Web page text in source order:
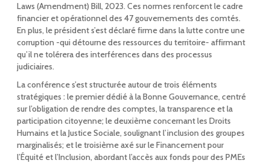
Laws (Amendment) Bill, 2023. Ces normes renforcent le cadre
financier et opérationnel des 47 gouvernements des comtés.
En plus, le président s’est déclaré firme dans la lutte contre une
corruption -qui détourne des ressources du territoire- affirmant
qu’il ne tolérera des interférences dans des processus
judiciaires.
La conférence s’est structurée autour de trois éléments
stratégiques : le premier dédié à la Bonne Gouvernance, centré
sur l’obligation de rendre des comptes, la transparence et la
participation citoyenne; le deuxième concernant les Droits
Humains et la Justice Sociale, soulignant l’inclusion des groupes
marginalisés; et le troisième axé sur le Financement pour
l’Équité et l’Inclusion, abordant l’accès aux fonds pour des PMEs